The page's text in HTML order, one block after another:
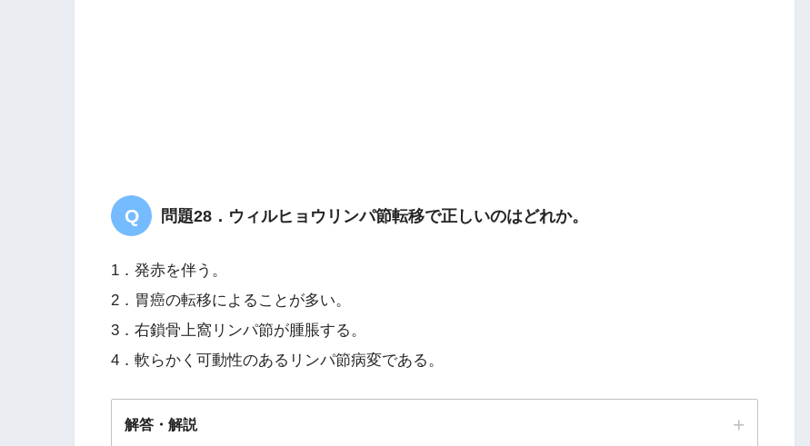
問題28．ウィルヒョウリンパ節転移で正しいのはどれか。
1．発赤を伴う。
2．胃癌の転移によることが多い。
3．右鎖骨上窩リンパ節が腫脹する。
4．軟らかく可動性のあるリンパ節病変である。
解答・解説